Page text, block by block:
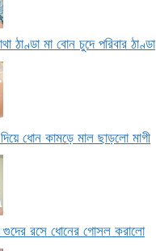
ঠাণ্ডা মা বোন চুদে পরিবার ঠাণ্ডা
ধোন কামড়ে মাল ছাড়লো মাগী
রসে ধোনের গোসল করালো